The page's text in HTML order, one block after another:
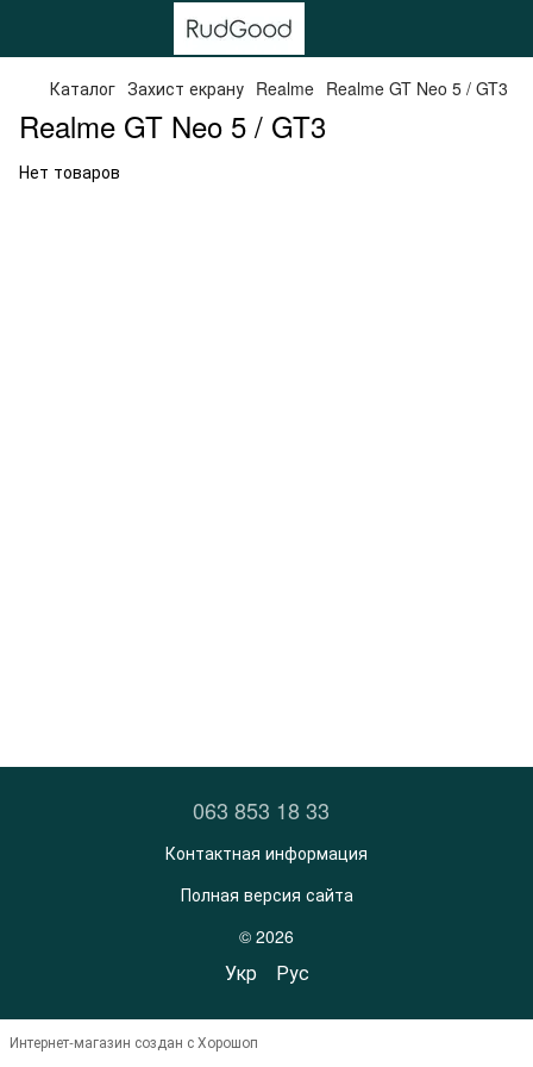
Каталог Захист екрану Realme Realme GT Neo 5 / GT3
Realme GT Neo 5 / GT3
Нет товаров
063 853 18 33
Контактная информация
Полная версия сайта
© 2026
Укр Рус
Интернет-магазин создан с Хорошоп